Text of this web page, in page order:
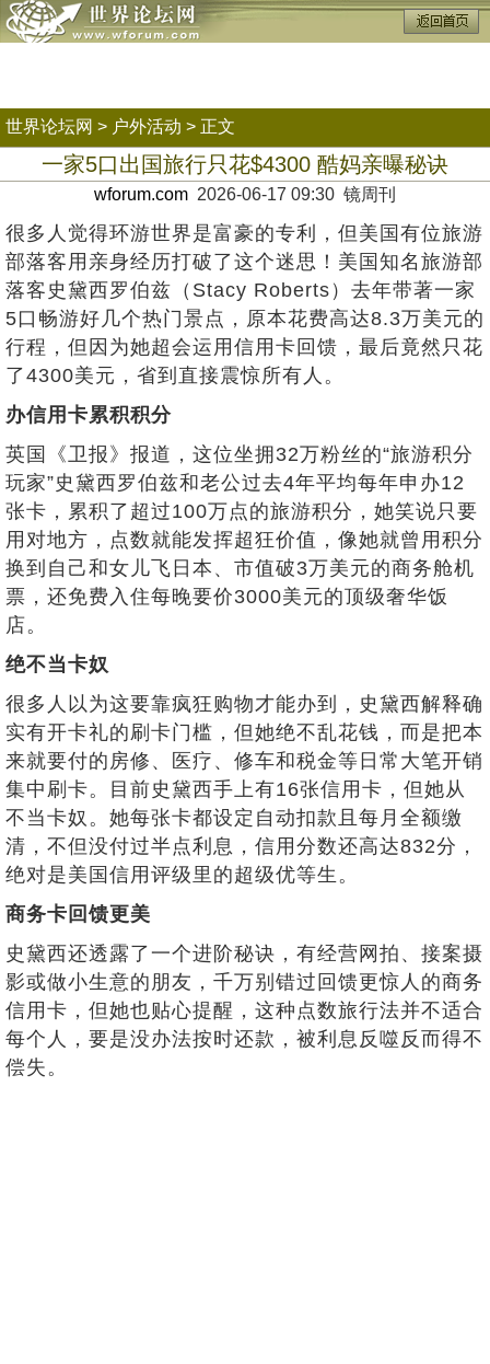
世界论坛网 > 户外活动 > 正文
一家5口出国旅行只花$4300 酷妈亲曝秘诀
wforum.com 2026-06-17 09:30 镜周刊
很多人觉得环游世界是富豪的专利，但美国有位旅游
部落客用亲身经历打破了这个迷思！美国知名旅游部
落客史黛西罗伯兹（Stacy Roberts）去年带著一家
5口畅游好几个热门景点，原本花费高达8.3万美元的
行程，但因为她超会运用信用卡回馈，最后竟然只花
了4300美元，省到直接震惊所有人。
办信用卡累积积分
英国《卫报》报道，这位坐拥32万粉丝的“旅游积分
玩家”史黛西罗伯兹和老公过去4年平均每年申办12
张卡，累积了超过100万点的旅游积分，她笑说只要
用对地方，点数就能发挥超狂价值，像她就曾用积分
换到自己和女儿飞日本、市值破3万美元的商务舱机
票，还免费入住每晚要价3000美元的顶级奢华饭
店。
绝不当卡奴
很多人以为这要靠疯狂购物才能办到，史黛西解释确
实有开卡礼的刷卡门槛，但她绝不乱花钱，而是把本
来就要付的房修、医疗、修车和税金等日常大笔开销
集中刷卡。目前史黛西手上有16张信用卡，但她从
不当卡奴。她每张卡都设定自动扣款且每月全额缴
清，不但没付过半点利息，信用分数还高达832分，
绝对是美国信用评级里的超级优等生。
商务卡回馈更美
史黛西还透露了一个进阶秘诀，有经营网拍、接案摄
影或做小生意的朋友，千万别错过回馈更惊人的商务
信用卡，但她也贴心提醒，这种点数旅行法并不适合
每个人，要是没办法按时还款，被利息反噬反而得不
偿失。